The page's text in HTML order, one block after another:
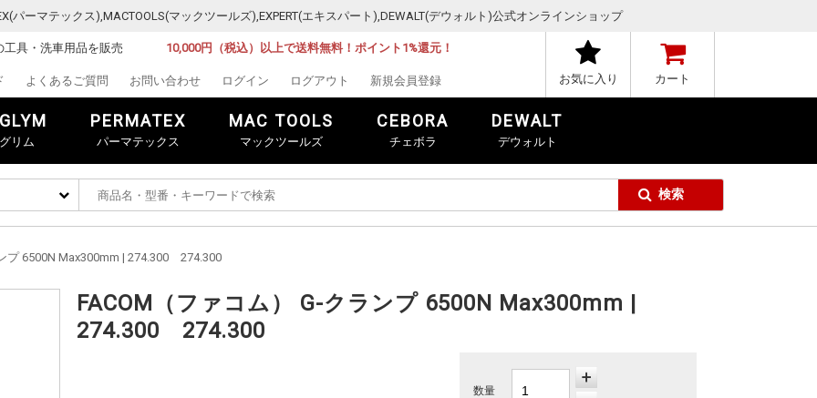
パーマテックス),MACTOOLS(マックツールズ),EXPERT(エキスパート),DEWALT(デウォルト)公式オンラインショップ
工具・洗車用品を販売 10,000円（税込）以上で送料無料！ポイント1%還元！
よくあるご質問 お問い合わせ ログイン ログアウト 新規会員登録 お気に入り カート
リム
PERMATEX
パーマテックス
MAC TOOLS
マックツールズ
CEBORA
チェボラ
DEWALT
デウォルト
プ 6500N Max300mm | 274.300 274.300
FACOM（ファコム） G-クランプ 6500N Max300mm |
274.300 274.300
数量